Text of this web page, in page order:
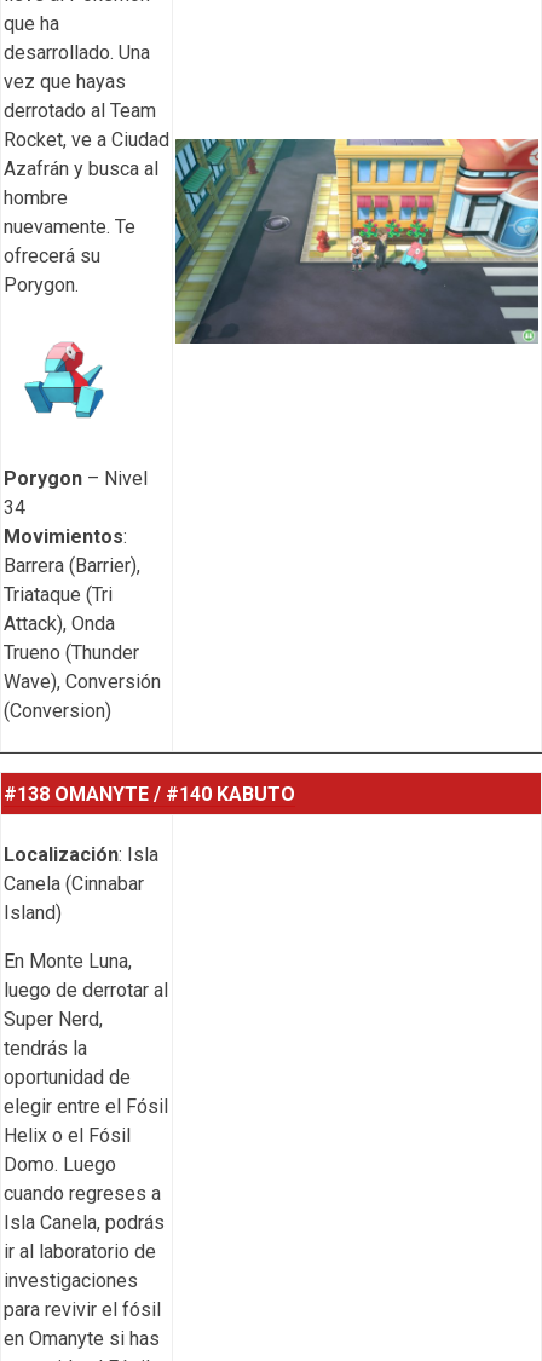
que ha
desarrollado. Una
vez que hayas
derrotado al Team
Rocket, ve a Ciudad
Azafrán y busca al
hombre
nuevamente. Te
ofrecerá su
Porygon.
Porygon – Nivel
34
Movimientos:
Barrera (Barrier),
Triataque (Tri
Attack), Onda
Trueno (Thunder
Wave), Conversión
(Conversion)
#138 OMANYTE / #140 KABUTO
Localización: Isla
Canela (Cinnabar
Island)
En Monte Luna,
luego de derrotar al
Super Nerd,
tendrás la
oportunidad de
elegir entre el Fósil
Helix o el Fósil
Domo. Luego
cuando regreses a
Isla Canela, podrás
ir al laboratorio de
investigaciones
para revivir el fósil
en Omanyte si has